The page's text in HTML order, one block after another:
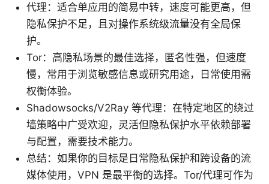
代理：适合单应用的简易中转，速度可能更高，但
隐私保护不足，且对操作系统级流量没有全局保
护。
Tor：高隐私场景的最佳选择，匿名性强，但速度
慢，常用于浏览敏感信息或研究用途，日常使用需
权衡体验。
Shadowsocks/V2Ray 等代理：在特定地区的绕过
墙策略中广受欢迎，灵活但隐私保护水平依赖部署
与配置，需要技术能力。
总结：如果你的目标是日常隐私保护和跨设备的流
媒体使用，VPN 是最平衡的选择。Tor/代理可作为